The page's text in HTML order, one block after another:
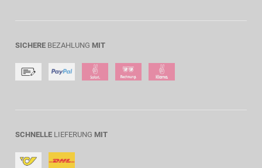
SICHERE BEZAHLUNG MIT
SCHNELLE LIEFERUNG MIT